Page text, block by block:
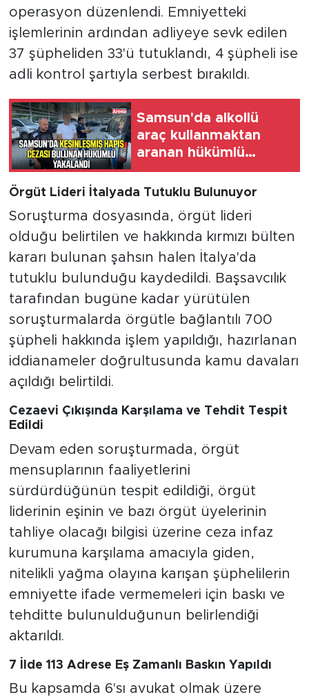
operasyon düzenlendi. Emniyetteki
işlemlerinin ardından adliyeye sevk edilen
37 şüpheliden 33'ü tutuklandı, 4 şüpheli ise
adli kontrol şartıyla serbest bırakıldı.
Samsun'da alkollü
araç kullanmaktan
aranan hükümlü
cezaevine gönderildi
Örgüt Lideri İtalyada Tutuklu Bulunuyor
Soruşturma dosyasında, örgüt lideri
olduğu belirtilen ve hakkında kırmızı bülten
kararı bulunan şahsın halen İtalya'da
tutuklu bulunduğu kaydedildi. Başsavcılık
tarafından bugüne kadar yürütülen
soruşturmalarda örgütle bağlantılı 700
şüpheli hakkında işlem yapıldığı, hazırlanan
iddianameler doğrultusunda kamu davaları
açıldığı belirtildi.
Cezaevi Çıkışında Karşılama ve Tehdit Tespit
Edildi
Devam eden soruşturmada, örgüt
mensuplarının faaliyetlerini
sürdürdüğünün tespit edildiği, örgüt
liderinin eşinin ve bazı örgüt üyelerinin
tahliye olacağı bilgisi üzerine ceza infaz
kurumuna karşılama amacıyla giden,
nitelikli yağma olayına karışan şüphelilerin
emniyette ifade vermemeleri için baskı ve
tehditte bulunulduğunun belirlendiği
aktarıldı.
7 İlde 113 Adrese Eş Zamanlı Baskın Yapıldı
Bu kapsamda 6'sı avukat olmak üzere